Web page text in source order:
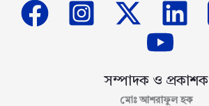
সম্পাদক ও প্রকাশক
মোঃ আশরাফুল হক